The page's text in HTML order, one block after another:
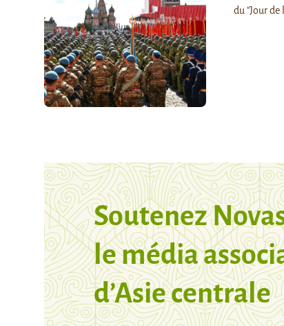
du "Jour de
Soutenez
le média
d’Asie centrale